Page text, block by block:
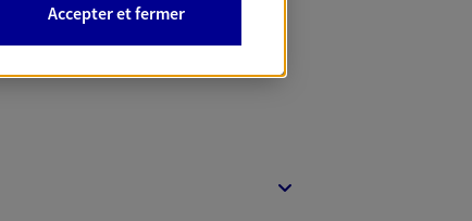
Accepter et fermer